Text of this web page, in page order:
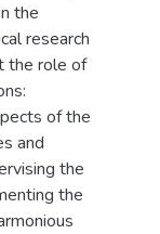
the
research
the role of
of the
and
the
the